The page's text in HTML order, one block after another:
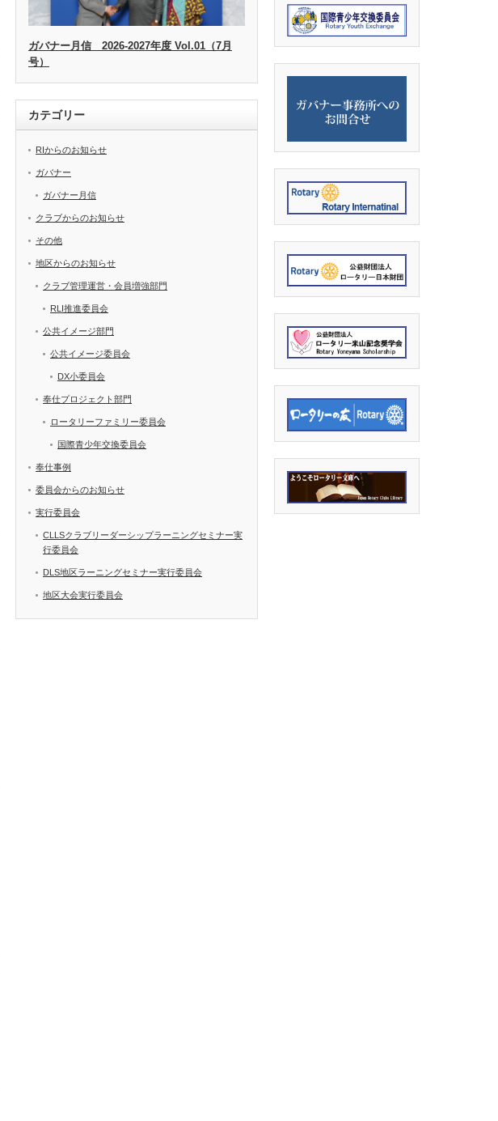
ガバナー月信 2026-2027年度 Vol.01（7月
号）
カテゴリー
RIからのお知らせ
ガバナー
ガバナー月信
クラブからのお知らせ
その他
地区からのお知らせ
クラブ管理運営・会員増強部門
RLI推進委員会
公共イメージ部門
公共イメージ委員会
DX小委員会
奉仕プロジェクト部門
ロータリーファミリー委員会
国際青少年交換委員会
奉仕事例
委員会からのお知らせ
実行委員会
CLLSクラブリーダーシップラーニングセミナー実
行委員会
DLS地区ラーニングセミナー実行委員会
地区大会実行委員会